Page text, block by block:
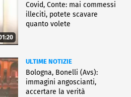
Covid, Conte: mai commessi
illeciti, potete scavare
quanto volete
ULTIME NOTIZIE
Bologna, Bonelli (Avs):
immagini angoscianti,
accertare la verità